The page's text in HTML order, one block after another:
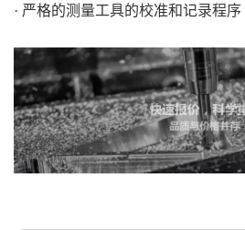
· 严格的测量工具的校准和记录程序